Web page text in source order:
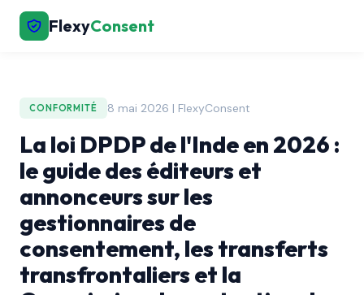
FlexyConsent
CONFORMITÉ 8 mai 2026 | FlexyConsent
La loi DPDP de l'Inde en 2026 :
le guide des éditeurs et
annonceurs sur les
gestionnaires de
consentement, les transferts
transfrontaliers et la